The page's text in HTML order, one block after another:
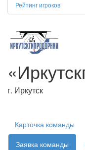
Рейтинг игроков
г. Иркутск
Карточка команды
Заявка команды